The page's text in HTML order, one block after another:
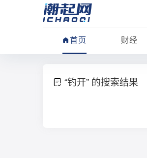
首页 财经
“钓开” 的搜索结果